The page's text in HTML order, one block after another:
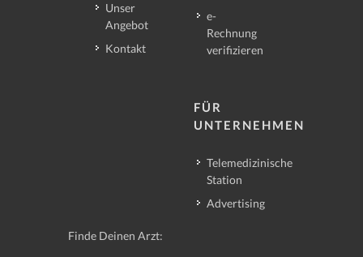
Unser
Angebot
Kontakt
e-
Rechnung
verifizieren
FÜR
UNTERNEHMEN
Telemedizinische
Station
Advertising
Finde Deinen Arzt: